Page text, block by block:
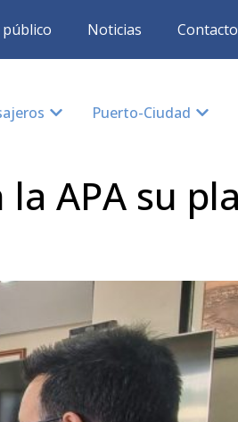
Noticias Contacto
Puerto-Ciudad
APA su